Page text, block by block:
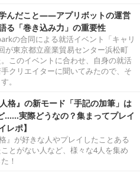
んだこと――アプリボットの運営
る「巻き込み力」の重要性
の合同による就活イベント「キャリ
が東京都立産業貿易センター浜松町
このイベントに合わせ、自身の就活
クリエイターに聞いてみたので、そ
。
格』の新モード「手記の加筆」は
……実際どうなの？集まってプレイ
レポ】
』が好きな人やプレイしたことある
とがない人など、様々な4人を集め
！